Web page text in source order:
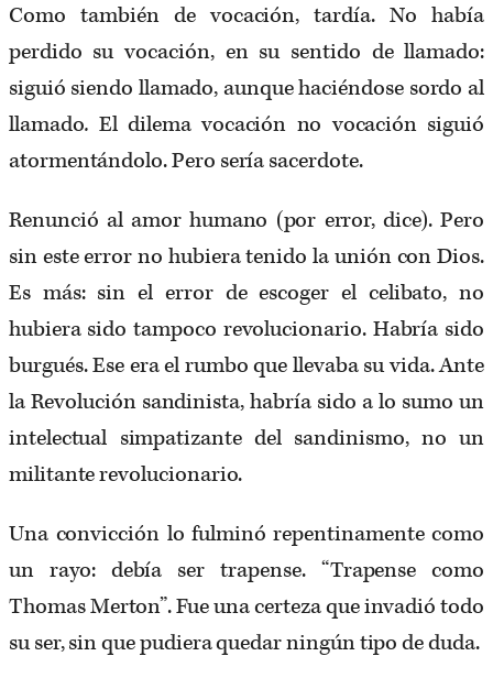
Como también de vocación, tardía. No había
perdido su vocación, en su sentido de llamado:
siguió siendo llamado, aunque haciéndose sordo al
llamado. El dilema vocación no vocación siguió
atormentándolo. Pero sería sacerdote.
Renunció al amor humano (por error, dice). Pero
sin este error no hubiera tenido la unión con Dios.
Es más: sin el error de escoger el celibato, no
hubiera sido tampoco revolucionario. Habría sido
burgués. Ese era el rumbo que llevaba su vida. Ante
la Revolución sandinista, habría sido a lo sumo un
intelectual simpatizante del sandinismo, no un
militante revolucionario.
Una convicción lo fulminó repentinamente como
un rayo: debía ser trapense. “Trapense como
Thomas Merton”. Fue una certeza que invadió todo
su ser, sin que pudiera quedar ningún tipo de duda.